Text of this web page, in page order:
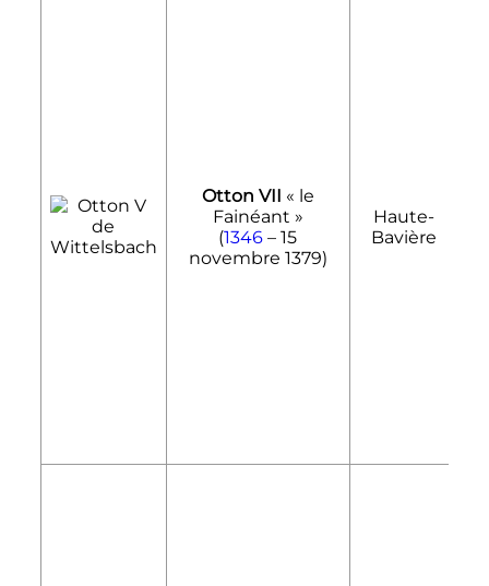
Otton VII « le
Fainéant »
(1346 –15
novembre 1379)
Haute-
Bavière